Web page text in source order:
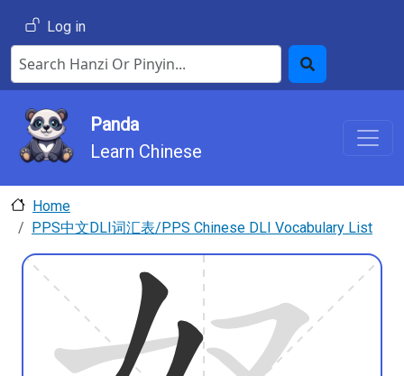
User account menu
Log in
Search Hanzi or Pinyin
Search
Panda
Learn Chinese
Home
PPS中文DLI词汇表/PPS Chinese DLI Vocabulary List